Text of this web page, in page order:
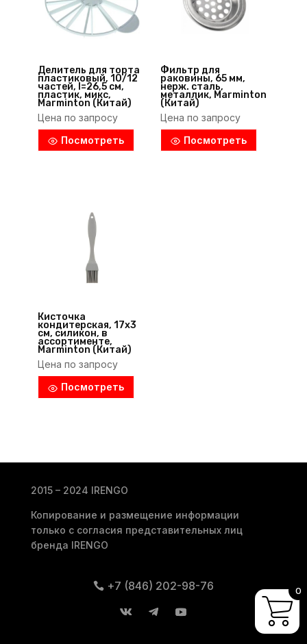
Делитель для торта
пластиковый, 10/12
частей, l=26,5 cм,
пластик, микс,
Marminton (Китай)
Цена по запросу
Посмотреть
Фильтр для
раковины, 65 мм,
нерж. сталь,
металлик, Marminton
(Китай)
Цена по запросу
Посмотреть
Кисточка
кондитерская, 17х3
см, силикон, в
ассортименте,
Marminton (Китай)
Цена по запросу
Посмотреть
2015 – 2024 IRENGO
Копирование и размещение информации
только с согласия представительных лиц
бренда IRENGO
+7 (846) 202-98-76 0